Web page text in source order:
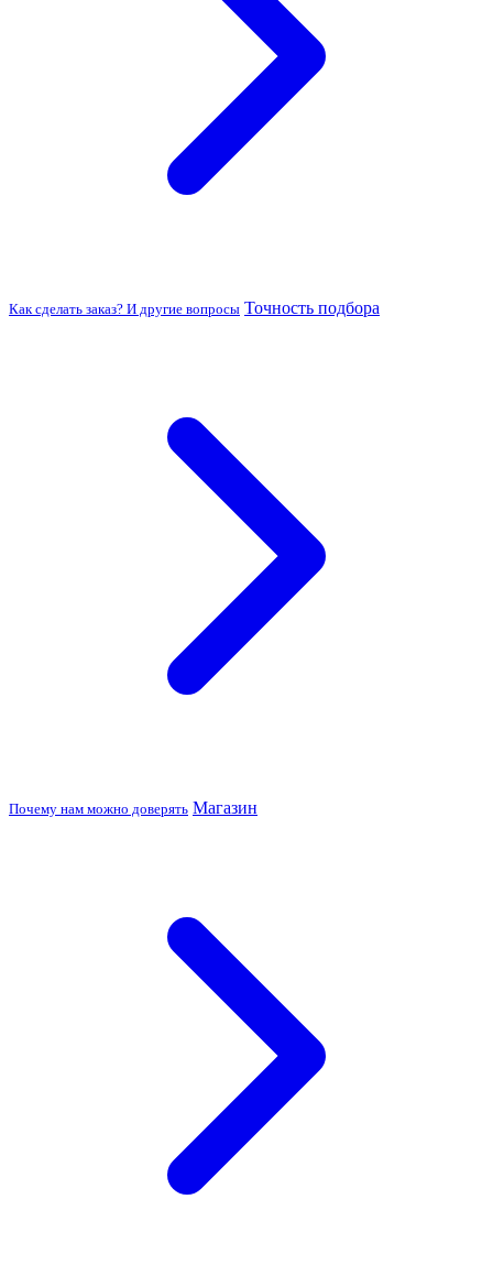
Как сделать заказ? И другие вопросы Точность подбора
Почему нам можно доверять Магазин